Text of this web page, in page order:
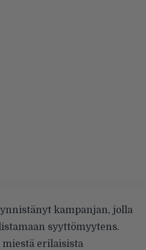
kampanjan, jolla
syyttömyytens.
erilaisista